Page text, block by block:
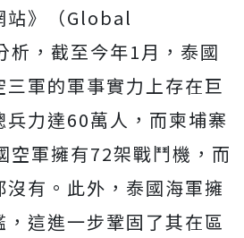
站》（Global
，截至今年1月，泰國
軍的軍事實力上存在巨
力達60萬人，而柬埔寨
空軍擁有72架戰鬥機，而
有。此外，泰國海軍擁
這進一步鞏固了其在區